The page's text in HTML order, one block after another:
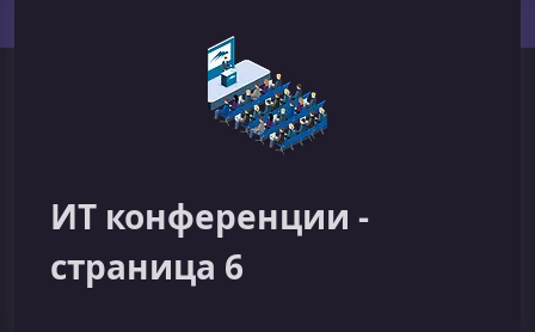
ИТ конференции -
страница 6